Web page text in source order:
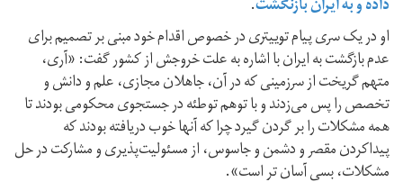
داده و به ایران بازنگشت.
او در یک سری پیام توییتری در خصوص اقدام خود مبنی بر تصمیم برای
عدم بازگشت به ایران با اشاره به علت خروجش از کشور گفت: «آری،
متهم گریخت از سرزمینی که در آن، جاهلان مجازی، علم و دانش و
تخصص را پس می‌زدند و با توهم توطئه در جستجوی محکومی بودند تا
همه مشکلات را بر گردن گیرد چرا که آنها خوب دریافته بودند که
پیدا‌کردن مقصر و دشمن و جاسوس، از مسئولیت‌پذیری و مشارکت در حل
مشکلات، بسی آسان تر است».